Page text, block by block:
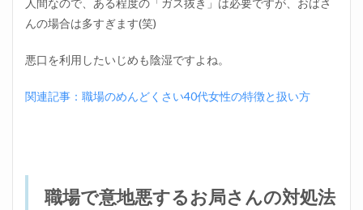
人間なので、ある程度の「ガス抜き」は必要ですが、おばさ
んの場合は多すぎます(笑)
悪口を利用したいじめも陰湿ですよね。
関連記事：職場のめんどくさい40代女性の特徴と扱い方
職場で意地悪するお局さんの対処法